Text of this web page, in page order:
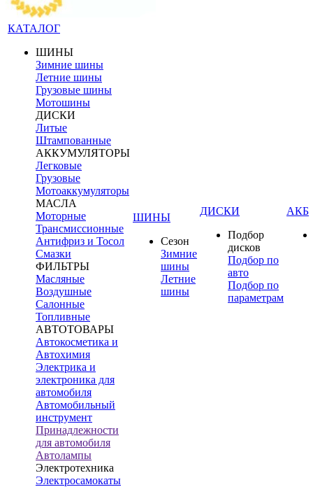
КАТАЛОГ
ШИНЫ
Зимние шины
Летние шины
Грузовые шины
Мотошины
ДИСКИ
Литые
Штампованные
АККУМУЛЯТОРЫ
Легковые
Грузовые
Мотоаккумуляторы
МАСЛА
Моторные
Трансмиссионные
Антифриз и Тосол
Смазки
ФИЛЬТРЫ
Масляные
Воздушные
Салонные
Топливные
АВТОТОВАРЫ
Автокосметика и
Автохимия
Электрика и
электроника для
автомобиля
Автомобильный
инструмент
Принадлежности
для автомобиля
Автолампы
Электротехника
Электросамокаты
ШИНЫ
Сезон
Зимние
шины
Летние
шины
ДИСКИ
Подбор
дисков
Подбор по
авто
Подбор по
параметрам
АКБ